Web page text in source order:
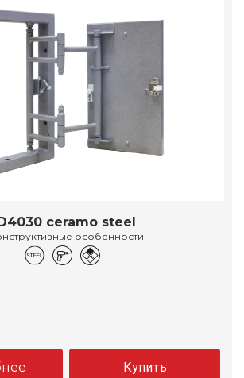
D4030 ceramo steel
особенности
Купить